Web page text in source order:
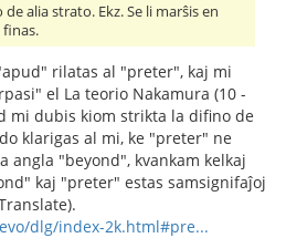
alia strato. Ekz. Se li marŝis en
rilatas al "preter", kaj mi
el La teorio Nakamura (10 -
mi dubis kiom strikta la difino de
klarigas al mi, ke "preter" ne
angla "beyond", kvankam kelkaj
kaj "preter" estas samsignifaĵoj
dlg/index-2k.html#pre...